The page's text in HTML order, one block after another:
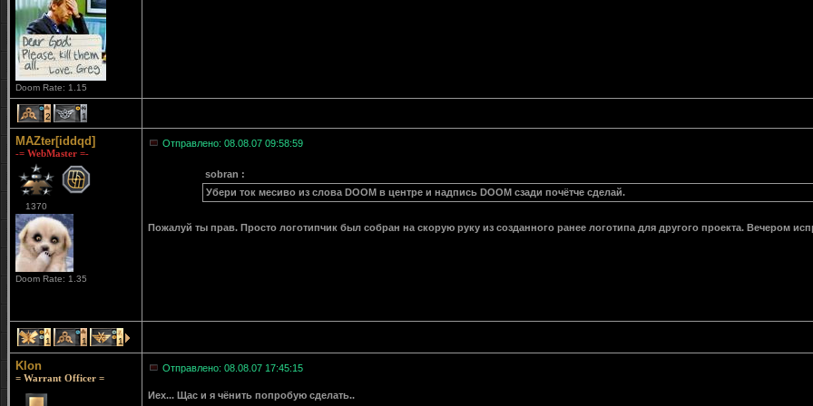
Doom Rate: 1.15
2 1
MAZter[iddqd]
-= WebMaster =-
1370
Doom Rate: 1.35
Отправлено: 08.08.07 09:58:59
sobran :
Убери ток месиво из слова DOOM в центре и надпись DOOM сзади почётче сделай.
Пожалуй ты прав. Просто логотипчик был собран на скорую руку из созданного ранее логотипа для другого проекта. Вечером
1 1 1
Klon
= Warrant Officer =
Отправлено: 08.08.07 17:45:15
Иех... Щас и я чёнить попробую сделать..